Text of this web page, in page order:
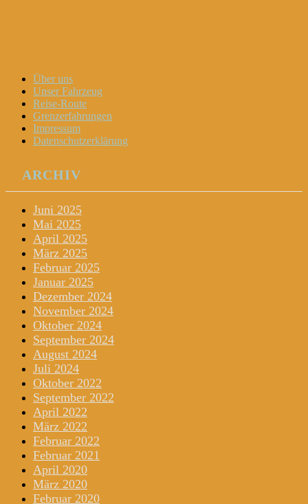
Menu
Widgets
Search
Skip
content
Über uns
Unser Fahrzeug
Reise-Route
Grenzerfahrungen
Impressum
Datenschutzerklärung
ARCHIV
Juni 2025
Mai 2025
April 2025
März 2025
Februar 2025
Januar 2025
Dezember 2024
November 2024
Oktober 2024
September 2024
August 2024
Juli 2024
Oktober 2022
September 2022
April 2022
März 2022
Februar 2022
Februar 2021
April 2020
März 2020
Februar 2020